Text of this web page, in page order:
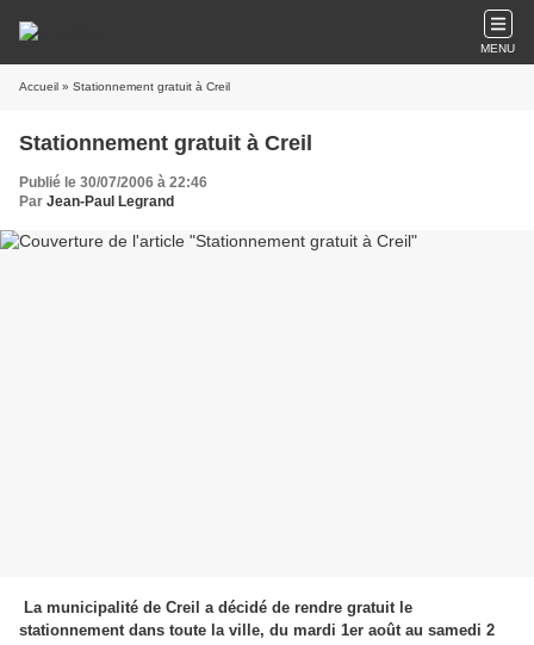
MENU
Accueil » Stationnement gratuit à Creil
Stationnement gratuit à Creil
Publié le 30/07/2006 à 22:46
Par Jean-Paul Legrand
La municipalité de Creil a décidé de rendre gratuit le
stationnement dans toute la ville, du mardi 1er août au samedi 2